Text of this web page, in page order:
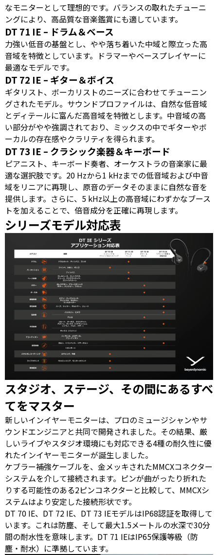
なモニターとして理想的です。バランスの取れたチューニ
ングにより、高品質な音楽鑑賞にも適しています。
DT 71 IE – ドラム＆ベース
力強い低音の基盤とし、やや落ち着いた中域と際立った高
音域を特徴としています。ドラマーやベースプレイヤーに
最適なモデルです。
DT 72 IE – ギター＆ボイス
ギタリスト、ボーカリストのニーズに合わせてチューニン
グされたモデル。サウンドプロファイルは、自然な低音域
とディテールに富んだ高音域を特徴とします。中音域の高
い部分がやや強調されており、ミックスの中でギターやボ
ーカルの存在感やクラリティを得られます。
DT 73 IE – クラシック楽器＆キーボード
ピアニスト、キーボード奏者、オーケストラの音楽家に最
適な選択肢です。20 Hzから1 kHzまでの低音域および中音
域をリニアに再現し、原音のデータそのままに自然な音を
提供します。さらに、5 kHz以上の高音域にわずかなブース
トを加えることで、倍音成分を正確に再現します。
シリーズモデル対応表
スタジオ、ステージ、その間にあるすべ
てをマスター
新しいインイヤーモニターは、プロのミュージシャンやサ
ウンドエンジニアと共同で開発されました。その結果、厳
しいライブやスタジオ環境にも対応できる4種の耐久性に優
れたインイヤーモニターが誕生しました。
ケブラー補強ケーブルを、金メッキされたMMCXコネクター
システムを介して接続されます。ピンが曲がったり折れた
りする可能性のある2ピンコネクターと比較して、MMCXシ
ステムはより安定した接続形状です。
DT 70 IE、DT 72 IE、DT 73 IEモデルはIP68認証を取得して
います。これは防塵、そして最大1.5メートルの水深で30分
間の耐水性を意味します。DT 71 IEはIP65保護等級（防
塵・耐水）に準拠しています。